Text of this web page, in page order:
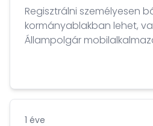
Regisztrálni személyesen
kormányablakban lehet,
Állampolgár
1 éve